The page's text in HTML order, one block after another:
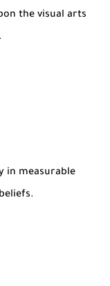
the visual arts
in measurable